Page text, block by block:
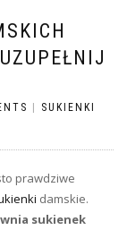
| SUKIENKI
prawdziwe
damskie.
sukienek